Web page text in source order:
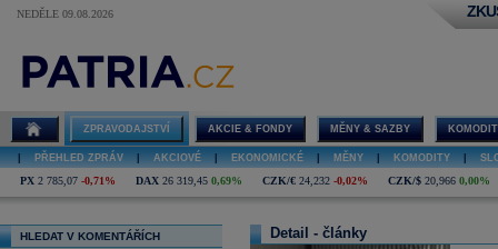
NEDĚLE 09.08.2026
ZPRAVODAJSTVÍ AKCIE & FONDY MĚNY & SAZBY
PŘEHLED ZPRÁV AKCIOVÉ EKONOMICKÉ MĚNY KOMODITY
PX 2 785,07 -0,71% DAX 26 319,45 0,69% CZK/€ 24,232 -0,02% CZK/$ 20,966 0,00%
HLEDAT V KOMENTÁŘÍCH Detail - články